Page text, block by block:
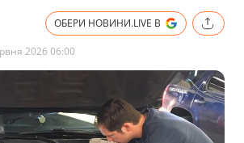
ОБЕРИ НОВИНИ.LIVE В
2026 06:00